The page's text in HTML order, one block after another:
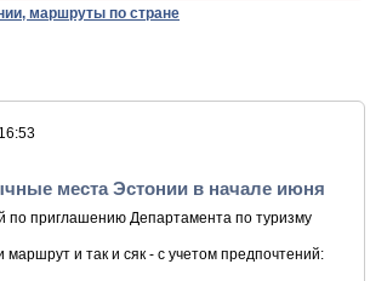
маршруты по стране
места Эстонии в начале июня
по приглашению Департамента по туризму
маршрут и так и сяк - с учетом предпочтений: